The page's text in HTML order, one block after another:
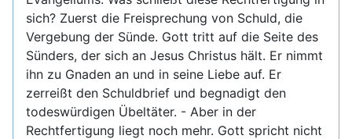
sich? Zuerst die Freisprechung von Schuld, die
Vergebung der Sünde. Gott tritt auf die Seite des
Sünders, der sich an Jesus Christus hält. Er nimmt
ihn zu Gnaden an und in seine Liebe auf. Er
zerreißt den Schuldbrief und begnadigt den
todeswürdigen Übeltäter. - Aber in der
Rechtfertigung liegt noch mehr. Gott spricht nicht